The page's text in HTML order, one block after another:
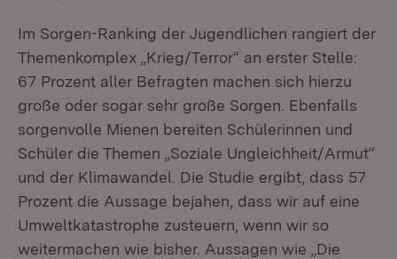
Im Sorgen-Ranking der Jugendlichen rangiert der
Themenkomplex „Krieg/Terror“ an erster Stelle:
67 Prozent aller Befragten machen sich hierzu
große oder sogar sehr große Sorgen. Ebenfalls
sorgenvolle Mienen bereiten Schülerinnen und
Schüler die Themen „Soziale Ungleichheit/Armut“
und der Klimawandel. Die Studie ergibt, dass 57
Prozent die Aussage bejahen, dass wir auf eine
Umweltkatastrophe zusteuern, wenn wir so
weitermachen wie bisher. Aussagen wie „Die